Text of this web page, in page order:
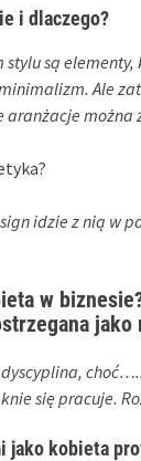
i dlaczego?
stylu są
Ale
można
idzie z nią w
w
jako
się pracuje.
jako kobieta